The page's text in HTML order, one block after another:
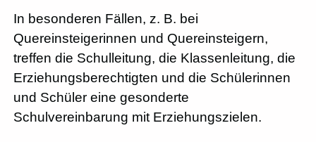
In besonderen Fällen, z. B. bei
Quereinsteigerinnen und Quereinsteigern,
treffen die Schulleitung, die Klassenleitung, die
Erziehungsberechtigten und die Schülerinnen
und Schüler eine gesonderte
Schulvereinbarung mit Erziehungszielen.